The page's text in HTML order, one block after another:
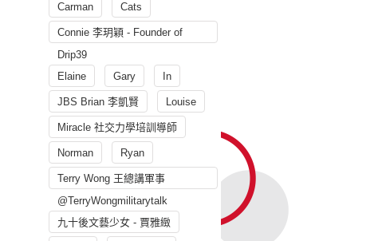
Carman Cats
Connie 李玥穎 - Founder of
Drip39
Elaine
Gary In
JBS Brian 李凱賢 Louise
Miracle 社交力學培訓導師
Norman Ryan
Terry Wong 王總講軍事
@TerryWongmilitarytalk
九十後文藝少女 - 賈雅緻